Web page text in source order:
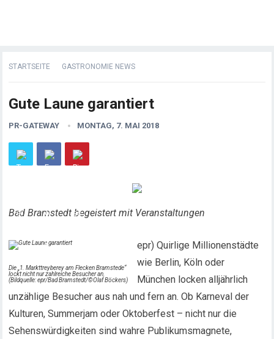
STARTSEITE GASTRONOMIE NEWS
Gute Laune garantiert
PR-GATEWAY MONTAG, 7. MAI 2018
Bad Bramstedt begeistert mit Veranstaltungen
Die „1. Markttreyberey am Flecken Bramstede“
lockt nicht nur zahlreiche Besucher an.
(Bildquelle: epr/Bad Bramstedt/©Olaf Böckers)
epr) Quirlige Millionenstädte
wie Berlin, Köln oder
München locken alljährlich
unzählige Besucher aus nah und fern an. Ob Karneval der
Kulturen, Summerjam oder Oktoberfest – nicht nur die
Sehenswürdigkeiten sind wahre Publikumsmagnete,